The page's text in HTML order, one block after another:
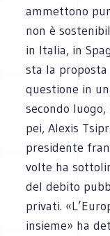
ammet­tono
non è
in Ita­lia, in
sta la
que­stione in
secondo
pei, Ale­xis
pre­si­dente
volte ha
del debito
pri­vati.
insieme» ha